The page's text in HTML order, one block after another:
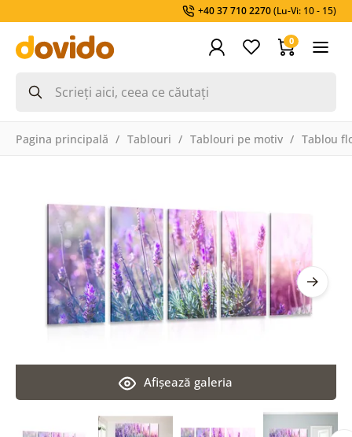
+40 37 710 2270(Lu-Vi: 10 - 15)
0
Pagina principală Tablouri Tablouri pe motiv Tablou
Afişează galeria